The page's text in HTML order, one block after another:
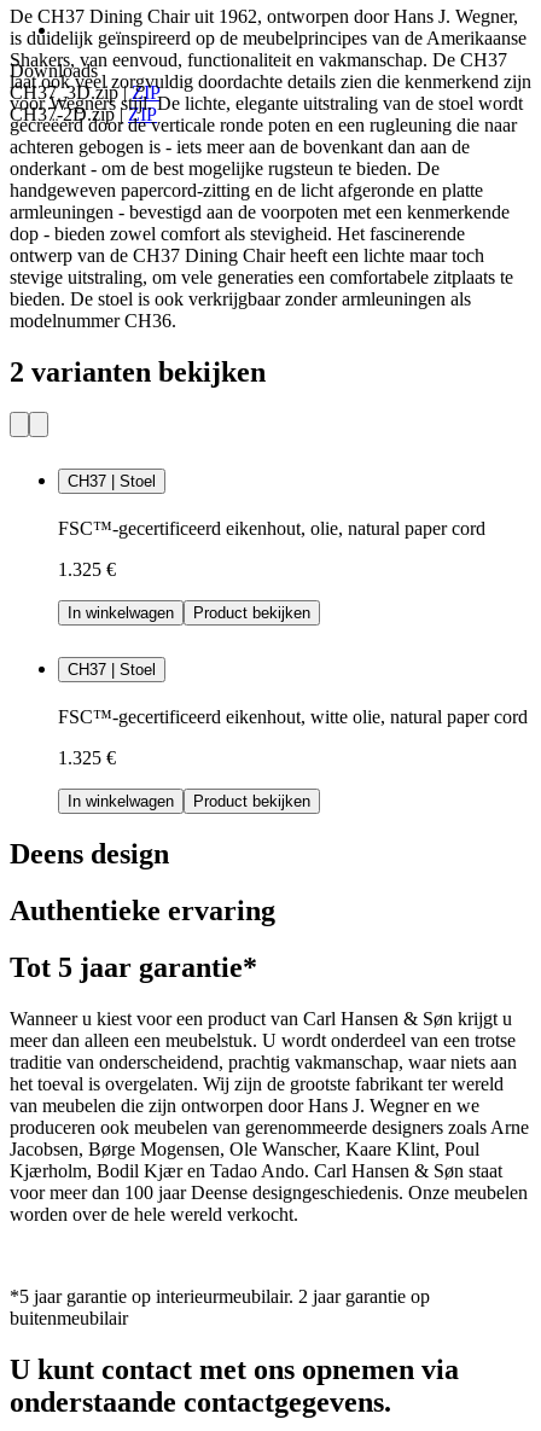
Downloads
CH37_3D.zip|ZIP
CH37-2D.zip|ZIP
De CH37 Dining Chair uit 1962, ontworpen door Hans J. Wegner,
is duidelijk geïnspireerd op de meubelprincipes van de Amerikaanse
Shakers, van eenvoud, functionaliteit en vakmanschap. De CH37
laat ook veel zorgvuldig doordachte details zien die kenmerkend zijn
voor Wegners stijl. De lichte, elegante uitstraling van de stoel wordt
gecreëerd door de verticale ronde poten en een rugleuning die naar
achteren gebogen is - iets meer aan de bovenkant dan aan de
onderkant - om de best mogelijke rugsteun te bieden. De
handgeweven papercord-zitting en de licht afgeronde en platte
armleuningen - bevestigd aan de voorpoten met een kenmerkende
dop - bieden zowel comfort als stevigheid. Het fascinerende
ontwerp van de CH37 Dining Chair heeft een lichte maar toch
stevige uitstraling, om vele generaties een comfortabele zitplaats te
bieden. De stoel is ook verkrijgbaar zonder armleuningen als
modelnummer CH36.
2 varianten bekijken
CH37 | Stoel
FSC™-gecertificeerd eikenhout, olie, natural paper cord
1.325 €
In winkelwagen Product bekijken
CH37 | Stoel
FSC™-gecertificeerd eikenhout, witte olie, natural paper cord
1.325 €
In winkelwagen Product bekijken
Deens design
Authentieke ervaring
Tot 5 jaar garantie*
Wanneer u kiest voor een product van Carl Hansen & Søn krijgt u
meer dan alleen een meubelstuk. U wordt onderdeel van een trotse
traditie van onderscheidend, prachtig vakmanschap, waar niets aan
het toeval is overgelaten. Wij zijn de grootste fabrikant ter wereld
van meubelen die zijn ontworpen door Hans J. Wegner en we
produceren ook meubelen van gerenommeerde designers zoals Arne
Jacobsen, Børge Mogensen, Ole Wanscher, Kaare Klint, Poul
Kjærholm, Bodil Kjær en Tadao Ando. Carl Hansen & Søn staat
voor meer dan 100 jaar Deense designgeschiedenis. Onze meubelen
worden over de hele wereld verkocht.
*5 jaar garantie op interieurmeubilair. 2 jaar garantie op
buitenmeubilair
U kunt contact met ons opnemen via
onderstaande contactgegevens.